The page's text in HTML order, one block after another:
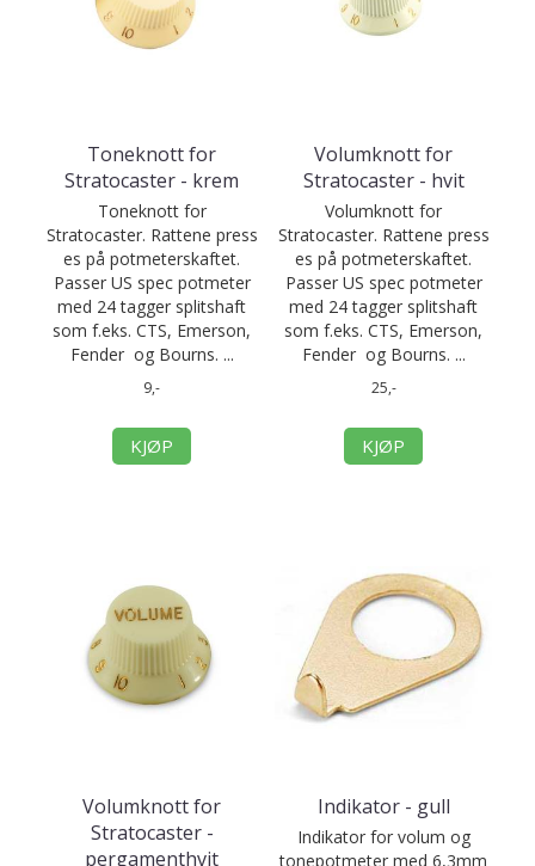
Toneknott for
Stratocaster - krem
Toneknott for
Stratocaster. Rattene press
es på potmeterskaftet.
Passer US spec potmeter
med 24 tagger splitshaft
som f.eks. CTS, Emerson,
Fender og Bourns. ...
9,-
KJØP
Volumknott for
Stratocaster - hvit
Volumknott for
Stratocaster. Rattene press
es på potmeterskaftet.
Passer US spec potmeter
med 24 tagger splitshaft
som f.eks. CTS, Emerson,
Fender og Bourns. ...
25,-
KJØP
Volumknott for
Stratocaster -
pergamenthvit
Indikator - gull
Indikator for volum og
tonepotmeter med 6,3mm